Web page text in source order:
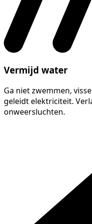
Vermijd water
Ga niet zwemmen,
geleidt elektriciteit.
onweersluchten.